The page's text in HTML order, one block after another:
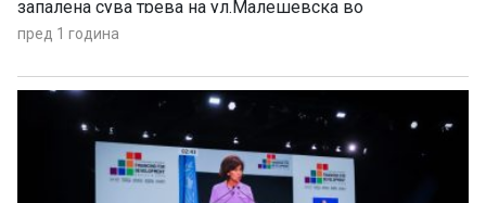
запалена сува трева на ул.Малешевска во
нас.Драчево (Општина Кисела Вода). Од 112 добиена е
плац ЕНЗО на булевар Босна и Херцеговина. […]
пред 1 година